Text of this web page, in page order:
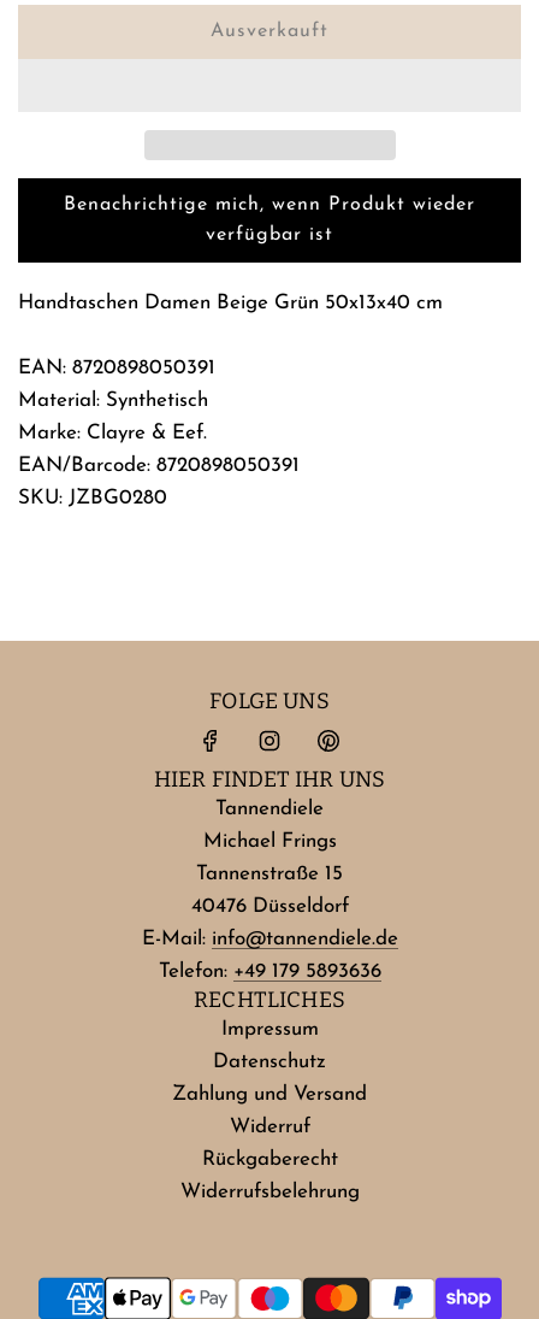
Ausverkauft
e
n
.
Benachrichtige mich, wenn Produkt wieder
verfügbar ist
Handtaschen Damen Beige Grün 50x13x40 cm
EAN: 8720898050391
Material: Synthetisch
Marke: Clayre & Eef.
EAN/Barcode: 8720898050391
SKU: JZBG0280
FOLGE UNS
HIER FINDET IHR UNS
Tannendiele
Michael Frings
Tannenstraße 15
40476 Düsseldorf
E-Mail: info@tannendiele.de
Telefon: +49 179 5893636
RECHTLICHES
Impressum
Datenschutz
Zahlung und Versand
Widerruf
Rückgaberecht
Widerrufsbelehrung